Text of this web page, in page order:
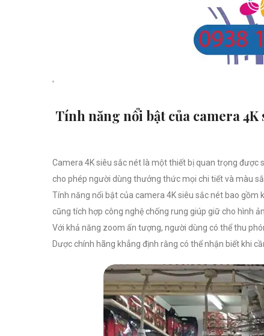
'
Tính năng nổi bật của camera 4K
Camera 4K siêu sắc nét là một thiết bị quan trọng được
cho phép người dùng thưởng thức mọi chi tiết và màu
Tính năng nổi bật của camera 4K siêu sắc nét bao gồm
cũng tích hợp công nghệ chống rung giúp giữ cho hình
Với khả năng zoom ấn tượng, người dùng có thể thu
Dược chính hãng khẳng định rằng có thể nhận biết khi